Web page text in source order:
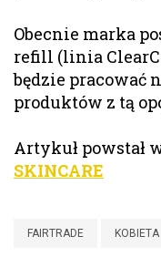
Obecnie marka
refill (linia
będzie pracować
produktów z tą
Artykuł powstał
SKINCARE
FAIRTRADE KOBIETA